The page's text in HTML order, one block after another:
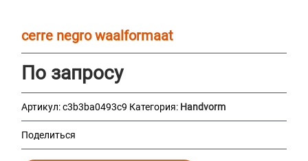
cerre negro waalformaat
По запросу
Артикул:c3b3ba0493c9 Категория: Handvorm
Поделиться